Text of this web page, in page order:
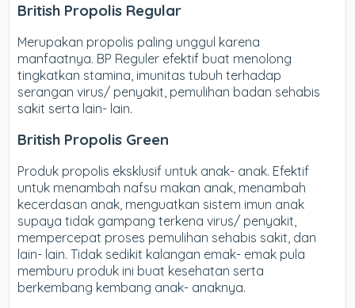
British Propolis Regular
Merupakan propolis paling unggul karena
manfaatnya. BP Reguler efektif buat menolong
tingkatkan stamina, imunitas tubuh terhadap
serangan virus/ penyakit, pemulihan badan sehabis
sakit serta lain- lain.
British Propolis Green
Produk propolis eksklusif untuk anak- anak. Efektif
untuk menambah nafsu makan anak, menambah
kecerdasan anak, menguatkan sistem imun anak
supaya tidak gampang terkena virus/ penyakit,
mempercepat proses pemulihan sehabis sakit, dan
lain- lain. Tidak sedikit kalangan emak- emak pula
memburu produk ini buat kesehatan serta
berkembang kembang anak- anaknya.